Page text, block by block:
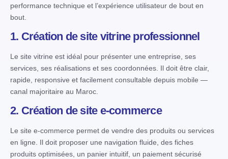
performance technique et l’expérience utilisateur de bout en
bout.
1. Création de site vitrine professionnel
Le site vitrine est idéal pour présenter une entreprise, ses
services, ses réalisations et ses coordonnées. Il doit être clair,
rapide, responsive et facilement consultable depuis mobile —
canal majoritaire au Maroc.
2. Création de site e-commerce
Le site e-commerce permet de vendre des produits ou services
en ligne. Il doit proposer une navigation fluide, des fiches
produits optimisées, un panier intuitif, un paiement sécurisé